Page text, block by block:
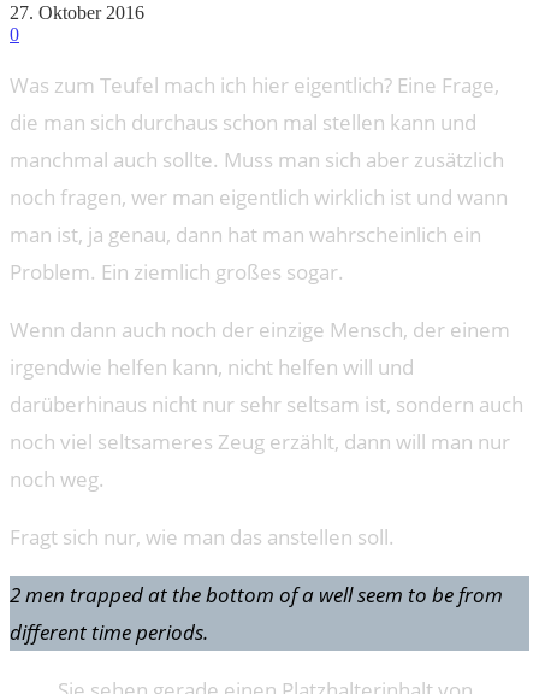
27. Oktober 2016
0
Was zum Teufel mach ich hier eigentlich? Eine Frage,
die man sich durchaus schon mal stellen kann und
manchmal auch sollte. Muss man sich aber zusätzlich
noch fragen, wer man eigentlich wirklich ist und wann
man ist, ja genau, dann hat man wahrscheinlich ein
Problem. Ein ziemlich großes sogar.
Wenn dann auch noch der einzige Mensch, der einem
irgendwie helfen kann, nicht helfen will und
darüberhinaus nicht nur sehr seltsam ist, sondern auch
noch viel seltsameres Zeug erzählt, dann will man nur
noch weg.
Fragt sich nur, wie man das anstellen soll.
2 men trapped at the bottom of a well seem to be from
different time periods.